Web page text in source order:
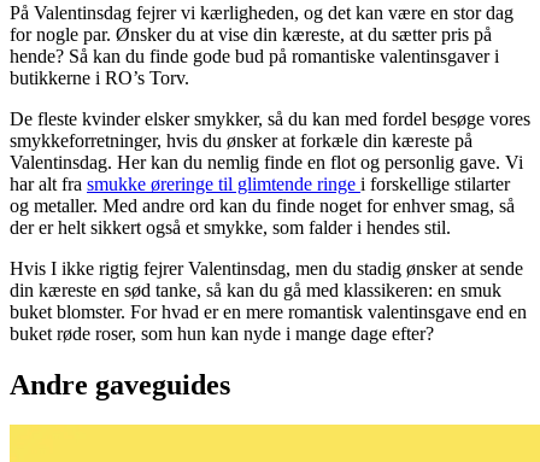
På Valentinsdag fejrer vi kærligheden, og det kan være en stor dag
for nogle par. Ønsker du at vise din kæreste, at du sætter pris på
hende? Så kan du finde gode bud på romantiske valentinsgaver i
butikkerne i RO’s Torv.
De fleste kvinder elsker smykker, så du kan med fordel besøge vores
smykkeforretninger, hvis du ønsker at forkæle din kæreste på
Valentinsdag. Her kan du nemlig finde en flot og personlig gave. Vi
har alt fra smukke øreringe til glimtende ringe i forskellige stilarter
og metaller. Med andre ord kan du finde noget for enhver smag, så
der er helt sikkert også et smykke, som falder i hendes stil.
Hvis I ikke rigtig fejrer Valentinsdag, men du stadig ønsker at sende
din kæreste en sød tanke, så kan du gå med klassikeren: en smuk
buket blomster. For hvad er en mere romantisk valentinsgave end en
buket røde roser, som hun kan nyde i mange dage efter?
Andre gaveguides